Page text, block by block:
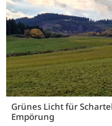
Grünes Licht für
Empörung